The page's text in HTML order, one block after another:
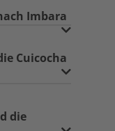
Imbara
Cuicocha
die